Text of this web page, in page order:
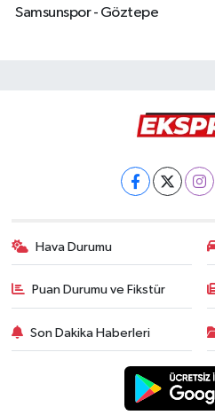
Samsunspor - Göztepe
Hava Durumu
Puan Durumu ve Fikstür
Son Dakika Haberleri